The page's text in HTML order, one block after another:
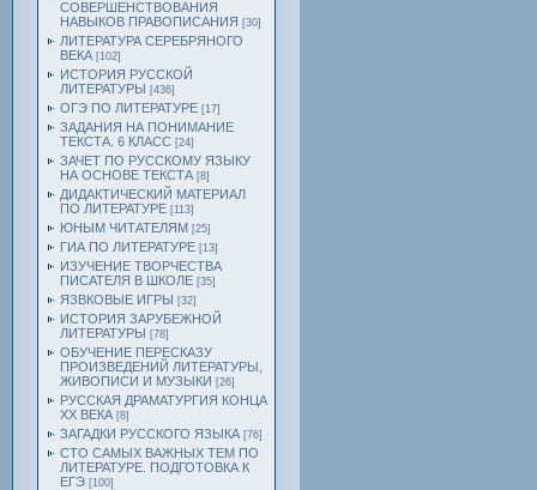
СОВЕРШЕНСТВОВАНИЯ
НАВЫКОВ ПРАВОПИСАНИЯ [30]
ЛИТЕРАТУРА СЕРЕБРЯНОГО
ВЕКА [102]
ИСТОРИЯ РУССКОЙ
ЛИТЕРАТУРЫ [436]
ОГЭ ПО ЛИТЕРАТУРЕ [17]
ЗАДАНИЯ НА ПОНИМАНИЕ
ТЕКСТА. 6 КЛАСС [24]
ЗАЧЕТ ПО РУССКОМУ ЯЗЫКУ
НА ОСНОВЕ ТЕКСТА [8]
ДИДАКТИЧЕСКИЙ МАТЕРИАЛ
ПО ЛИТЕРАТУРЕ [113]
ЮНЫМ ЧИТАТЕЛЯМ [25]
ГИА ПО ЛИТЕРАТУРЕ [13]
ИЗУЧЕНИЕ ТВОРЧЕСТВА
ПИСАТЕЛЯ В ШКОЛЕ [35]
ЯЗВКОВЫЕ ИГРЫ [32]
ИСТОРИЯ ЗАРУБЕЖНОЙ
ЛИТЕРАТУРЫ [78]
ОБУЧЕНИЕ ПЕРЕСКАЗУ
ПРОИЗВЕДЕНИЙ ЛИТЕРАТУРЫ,
ЖИВОПИСИ И МУЗЫКИ [26]
РУССКАЯ ДРАМАТУРГИЯ КОНЦА
ХХ ВЕКА [8]
ЗАГАДКИ РУССКОГО ЯЗЫКА [76]
СТО САМЫХ ВАЖНЫХ ТЕМ ПО
ЛИТЕРАТУРЕ. ПОДГОТОВКА К
ЕГЭ [100]